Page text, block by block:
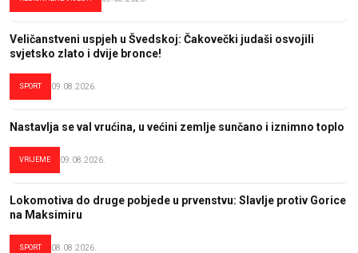
Veličanstveni uspjeh u Švedskoj: Čakovečki judaši osvojili
svjetsko zlato i dvije bronce!
SPORT 09.08.2026.
Nastavlja se val vrućina, u većini zemlje sunčano i iznimno toplo
VRIJEME 09.08.2026.
Lokomotiva do druge pobjede u prvenstvu: Slavlje protiv Gorice
na Maksimiru
SPORT 08.08.2026.